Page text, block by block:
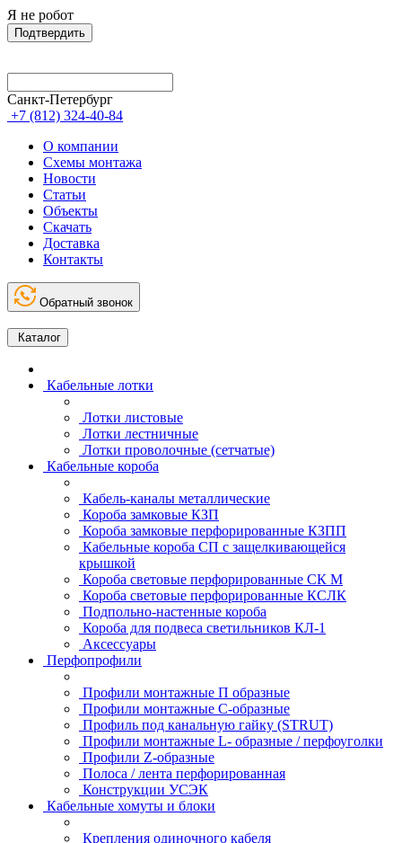
Я не робот
Подтвердить
Санкт-Петербург
+7 (812) 324-40-84
О компании
Схемы монтажа
Новости
Статьи
Объекты
Скачать
Доставка
Контакты
Обратный звонок
Каталог
Кабельные лотки
Лотки листовые
Лотки лестничные
Лотки проволочные (сетчатые)
Кабельные короба
Кабель-каналы металлические
Короба замковые КЗП
Короба замковые перфорированные КЗПП
Кабельные короба СП с защелкивающейся
крышкой
Короба световые перфорированные СК М
Короба световые перфорированные КСЛК
Подпольно-настенные короба
Короба для подвеса светильников КЛ-1
Аксессуары
Перфопрофили
Профили монтажные П образные
Профили монтажные C-образные
Профиль под канальную гайку (STRUT)
Профили монтажные L- образные / перфоуголки
Профили Z-образные
Полоса / лента перфорированная
Конструкции УСЭК
Кабельные хомуты и блоки
Крепления одиночного кабеля